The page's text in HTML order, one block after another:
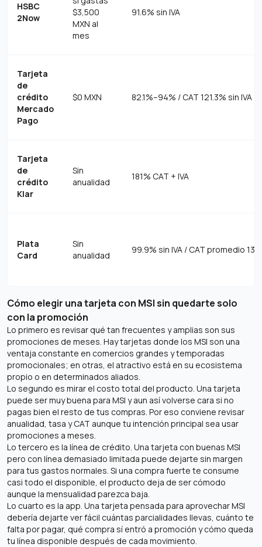
HSBC
2Now
$3,500
MXN al
mes
91.6% sin IVA
Tarjeta
de
crédito
Mercado
Pago
$0 MXN 82.1%–94% / CAT 121.3% sin IVA
Tarjeta
de
crédito
Klar
Sin
anualidad
181% CAT + IVA
Plata
Card
Sin
anualidad
99.9% sin IVA / CAT promedio
Cómo elegir una tarjeta con MSI sin quedarte solo
con la promoción
Lo primero es revisar qué tan frecuentes y amplias son sus
promociones de meses. Hay tarjetas donde los MSI son una
ventaja constante en comercios grandes y temporadas
promocionales; en otras, el atractivo está en su ecosistema
propio o en determinados aliados.
Lo segundo es mirar el costo total del producto. Una tarjeta
puede ser muy buena para MSI y aun así volverse cara si no
pagas bien el resto de tus compras. Por eso conviene revisar
anualidad, tasa y CAT aunque tu intención principal sea usar
promociones a meses.
Lo tercero es la línea de crédito. Una tarjeta con buenas MSI
pero con línea demasiado limitada puede dejarte sin margen
para tus gastos normales. Si una compra fuerte te consume
casi todo el disponible, el producto deja de ser cómodo
aunque la mensualidad parezca baja.
Lo cuarto es la app. Una tarjeta pensada para aprovechar MSI
debería dejarte ver fácil cuántas parcialidades llevas, cuánto te
falta por pagar, qué compra sí entró a promoción y cómo queda
tu línea disponible después de cada movimiento.